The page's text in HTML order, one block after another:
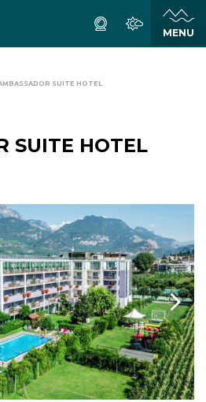
SUITE HOTEL
SUITE HOTEL